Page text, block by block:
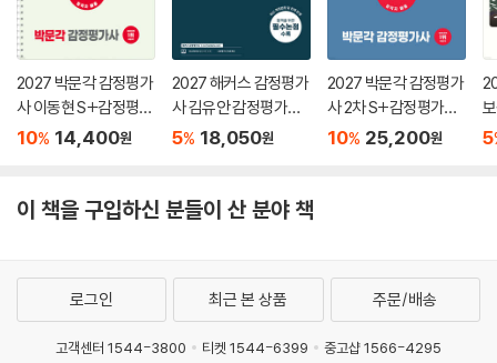
2027 박문각 감정평가
사 이동현 S+감정평가
이론 2차 서브노트
10% 14,400원
2027 해커스 감정평가
사 김유안 감정평가이
론 2차 기본서 2권 각론
5% 18,050원
2027 박문각 감정평가
사 2차 S+감정평가이
론 각론 기본서
10% 25,200원 5
이 책을 구입하신 분들이 산 분야 책
로그인 최근 본 상품 주문/배송
고객센터 1544-3800 티켓 1544-6399
중고샵 1566-4295